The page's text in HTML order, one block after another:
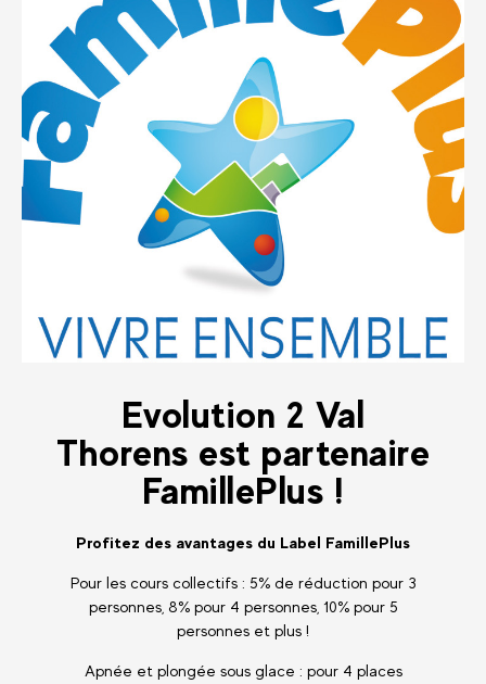
Evolution 2 Val
Thorens est partenaire
FamillePlus !
Profitez des avantages du Label FamillePlus
Pour les cours collectifs : 5% de réduction pour 3
personnes, 8% pour 4 personnes, 10% pour 5
personnes et plus !
Apnée et plongée sous glace : pour 4 places